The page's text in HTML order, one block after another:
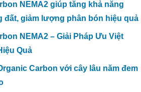
NEMA2 giúp tăng khả năng
đất, giảm lượng phân bón hiệu quả
NEMA2 – Giải Pháp Ưu Việt
Quả
Carbon với cây lâu năm đem